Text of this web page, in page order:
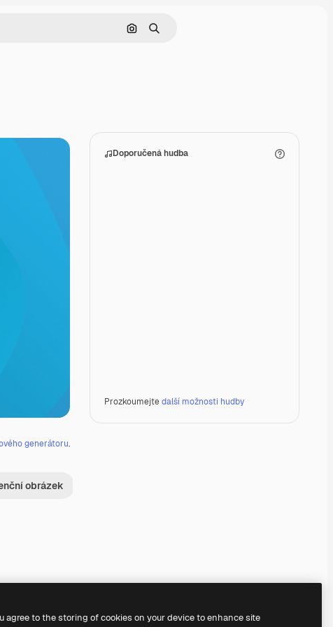
Hledat podle obrázku
Hledat
generátoru.
obrázek
Doporučená hudba
Prozkoumejtedalší možnosti hudby
agree to the storing of cookies on your device to enhance site